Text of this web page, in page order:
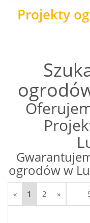
Projekty
ogrodów w
« 1 2 »